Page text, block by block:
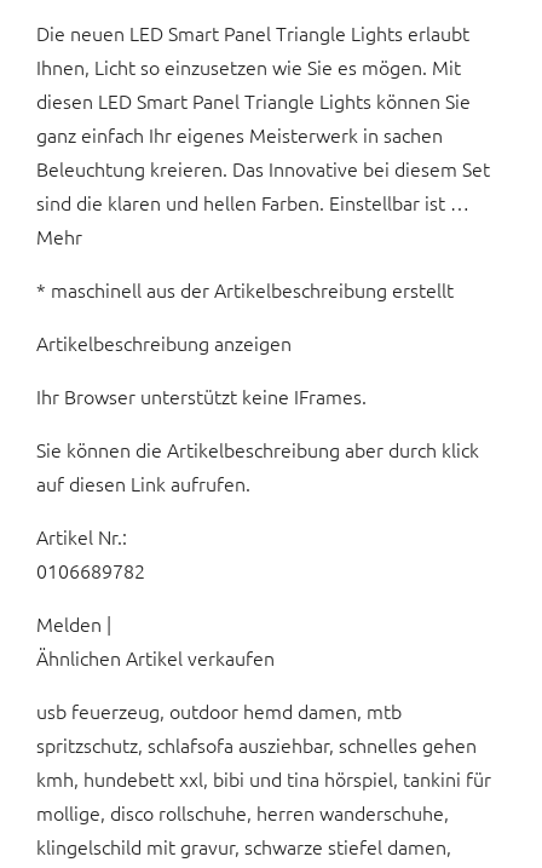
Die neuen LED Smart Panel Triangle Lights erlaubt
Ihnen, Licht so einzusetzen wie Sie es mögen. Mit
diesen LED Smart Panel Triangle Lights können Sie
ganz einfach Ihr eigenes Meisterwerk in sachen
Beleuchtung kreieren. Das Innovative bei diesem Set
sind die klaren und hellen Farben. Einstellbar ist …
Mehr
* maschinell aus der Artikelbeschreibung erstellt
Artikelbeschreibung anzeigen
Ihr Browser unterstützt keine IFrames.
Sie können die Artikelbeschreibung aber durch klick
auf diesen Link aufrufen.
Artikel Nr.:
0106689782
Melden |
Ähnlichen Artikel verkaufen
usb feuerzeug, outdoor hemd damen, mtb
spritzschutz, schlafsofa ausziehbar, schnelles gehen
kmh, hundebett xxl, bibi und tina hörspiel, tankini für
mollige, disco rollschuhe, herren wanderschuhe,
klingelschild mit gravur, schwarze stiefel damen,